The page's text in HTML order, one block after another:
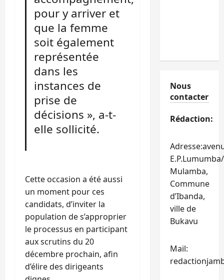
pour y arriver et
que la femme
soit également
représentée
dans les
instances de
prise de
décisions », a-t-
elle sollicité.
Cette occasion a été aussi
un moment pour ces
candidats, d’inviter la
population de s’approprier
le processus en participant
aux scrutins du 20
décembre prochain, afin
d’élire des dirigeants
Nous
contacter
Rédaction:
Mulamba,
Commune
d’Ibanda,
ville de
Bukavu
Mail: